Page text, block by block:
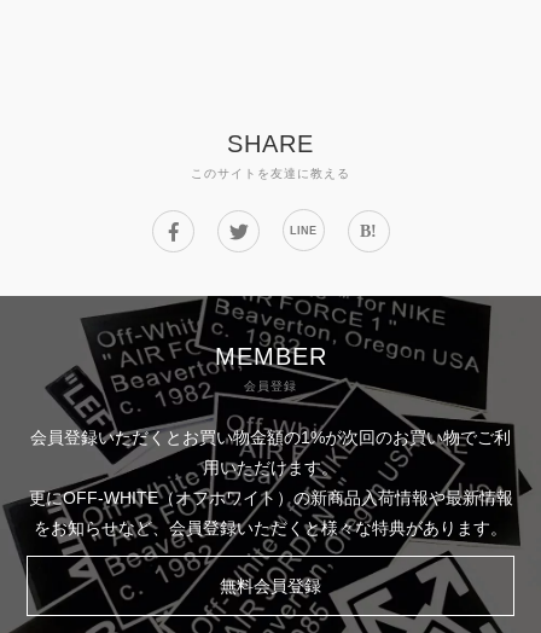
SHARE
このサイトを友達に教える
LINE B!
MEMBER
会員登録
会員登録いただくとお買い物金額の1%が次回のお買い物でご利
用いただけます。
更にOFF-WHITE（オフホワイト）の新商品入荷情報や最新情報
をお知らせなど、会員登録いただくと様々な特典があります。
無料会員登録